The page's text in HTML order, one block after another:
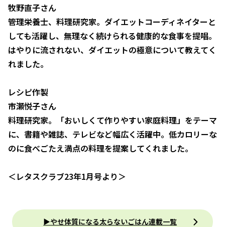
牧野直子さん
管理栄養士、料理研究家。ダイエットコーディネイターと
しても活躍し、無理なく続けられる健康的な食事を提唱。
はやりに流されない、ダイエットの極意について教えてく
れました。
レシピ作製
市瀬悦子さん
料理研究家。「おいしくて作りやすい家庭料理」をテーマ
に、書籍や雑誌、テレビなど幅広く活躍中。低カロリーな
のに食べごたえ満点の料理を提案してくれました。
＜レタスクラブ23年1月号より＞
▶やせ体質になる太らないごはん連載一覧